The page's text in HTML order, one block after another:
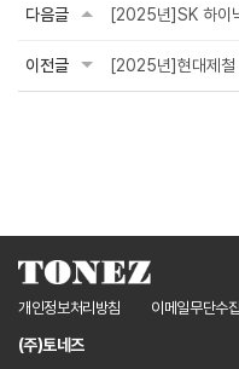
다음글 [2025년]SK 하이
이전글
개인정보처리방침 이메일무단수
(주)토네즈